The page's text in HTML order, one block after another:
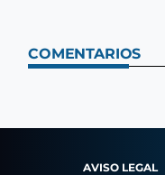
COMENTARIOS
AVISO LEGAL